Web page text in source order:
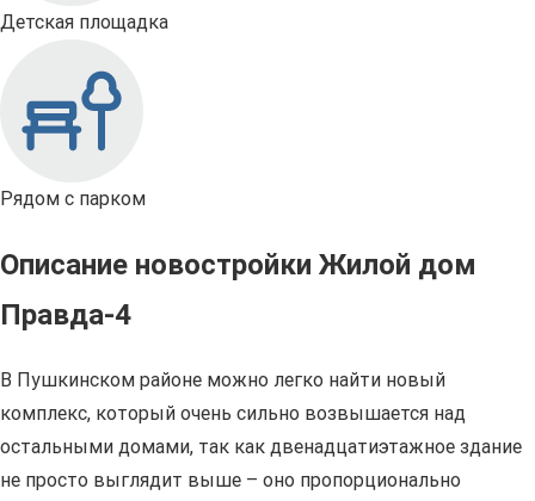
Детская площадка
Рядом с парком
Описание новостройки Жилой дом
Правда-4
В Пушкинском районе можно легко найти новый
комплекс, который очень сильно возвышается над
остальными домами, так как двенадцатиэтажное здание
не просто выглядит выше – оно пропорционально